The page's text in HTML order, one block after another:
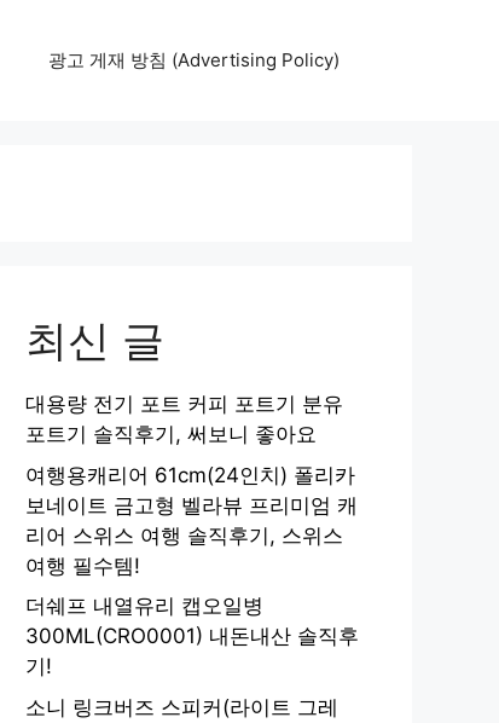
광고 게재 방침 (Advertising Policy)
최신 글
대용량 전기 포트 커피 포트기 분유
포트기 솔직후기, 써보니 좋아요
여행용캐리어 61cm(24인치) 폴리카
보네이트 금고형 벨라뷰 프리미엄 캐
리어 스위스 여행 솔직후기, 스위스
여행 필수템!
더쉐프 내열유리 캡오일병
300ML(CRO0001) 내돈내산 솔직후
기!
소니 링크버즈 스피커(라이트 그레